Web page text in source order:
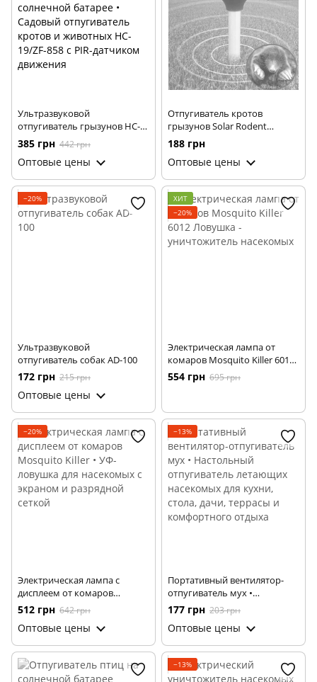
Ультразвуковой
отпугиватель грызунов HC-
19/ZF-858 на солнечной
батарее • Садовый
отпугиватель кротов и
животных HC-19/ZF-858 с PIR-
датчиком движения
385 грн 442 грн
Оптовые цены
Отпугиватель кротов
грызунов Solar Rodent
Repeller на солнечной
батарее
188 грн
Оптовые цены
−20%
Ультразвуковой
отпугиватель собак AD-100
172 грн 215 грн
Оптовые цены
ХИТ
−20%
Электрическая лампа от
комаров Mosquito Killer 6012
Ловушка - уничтожитель
насекомых
554 грн 695 грн
−20%
Электрическая лампа с
дисплеем от комаров
Mosquito Killer • УФ-ловушка
для насекомых с экраном и
разрядной сеткой
512 грн 642 грн
Оптовые цены
−13%
Портативный вентилятор-
отпугиватель мух •
Настольный отпугиватель
летающих насекомых для
кухни, стола, дачи, террасы и
комфортного отдыха
177 грн 203 грн
Оптовые цены
−13%